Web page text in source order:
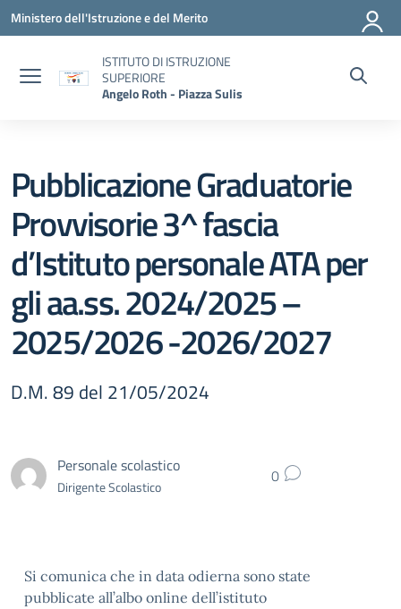
Vai ai contenuti
Vai al menu di navigazione
Vai al footer
Ministero dell'Istruzione e del Merito
ISTITUTO DI ISTRUZIONE
SUPERIORE
Angelo Roth - Piazza Sulis
Pubblicazione Graduatorie
Provvisorie 3^ fascia
d’Istituto personale ATA per
gli aa.ss. 2024/2025 –
2025/2026 -2026/2027
D.M. 89 del 21/05/2024
Personale scolastico
Dirigente Scolastico 0
Si comunica che in data odierna sono state
pubblicate all’albo online dell’istituto